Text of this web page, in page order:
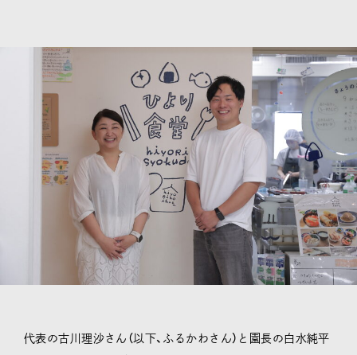
代表の古川理沙さん（以下、ふるかわさん）と園長の白水純平